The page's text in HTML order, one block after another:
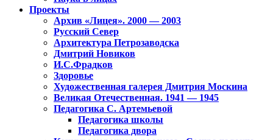
Проекты
Архив «Лицея». 2000 — 2003
Русский Север
Архитектура Петрозаводска
Дмитрий Новиков
И.С.Фрадков
Здоровье
Художественная галерея Дмитрия Москина
Великая Отечественная. 1941 — 1945
Педагогика С. Артемьевой
Педагогика школы
Педагогика двора